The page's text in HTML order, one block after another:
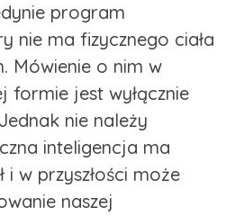
program
nie ma fizycznego ciała
Mówienie o nim w
formie jest wyłącznie
nie należy
inteligencja ma
w przyszłości może
naszej